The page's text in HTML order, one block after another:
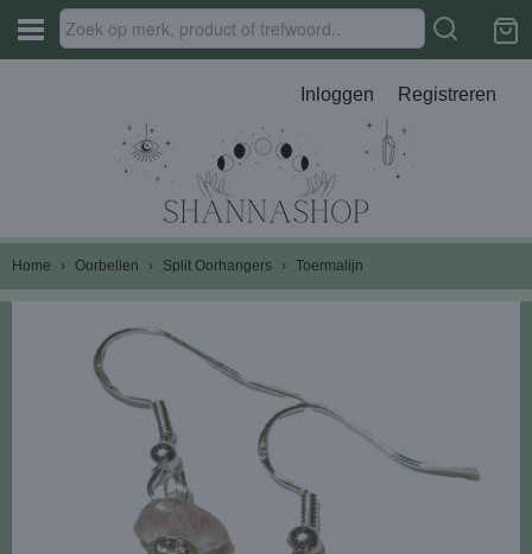
Inloggen Registreren
Home › Oorbellen › Split Oorhangers › Toermalijn